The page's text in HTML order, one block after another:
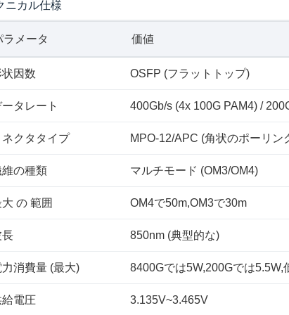
ニカル仕様
ラメータ 価値
因数 OSFP (フラットトップ)
タレート 400Gb/s (4x 100G PAM4) /
ネクタタイプ MPO-12/APC (角状のポーリン
維の種類 マルチモード (OM3/OM4)
の 範囲 OM4で50m,OM3で30m
長 850nm (典型的な)
力消費量 (最大) 8400Gでは5W,200Gでは5.5W,
給電圧 3.135V~3.465V